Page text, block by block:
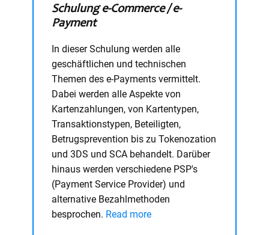
Schulung e-Commerce / e-
Payment
In dieser Schulung werden alle
geschäftlichen und technischen
Themen des e-Payments vermittelt.
Dabei werden alle Aspekte von
Kartenzahlungen, von Kartentypen,
Transaktionstypen, Beteiligten,
Betrugsprevention bis zu Tokenozation
und 3DS und SCA behandelt. Darüber
hinaus werden verschiedene PSP's
(Payment Service Provider) und
alternative Bezahlmethoden
besprochen. Read more